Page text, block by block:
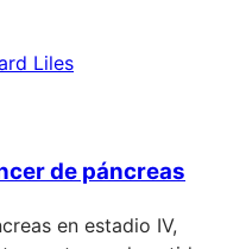
de páncreas
en estadio IV,